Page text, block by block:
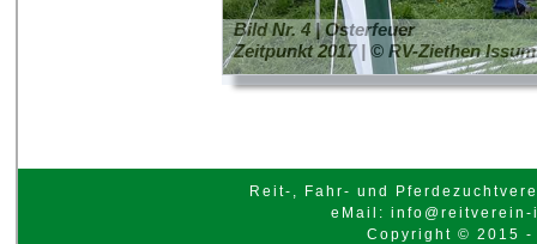
Bild Nr. 4 | Osterfeuer
Zeitpunkt 2017 | © RV-Ziethen Issum
Reit-, Fahr- und
eMail:
Copyright © 2015